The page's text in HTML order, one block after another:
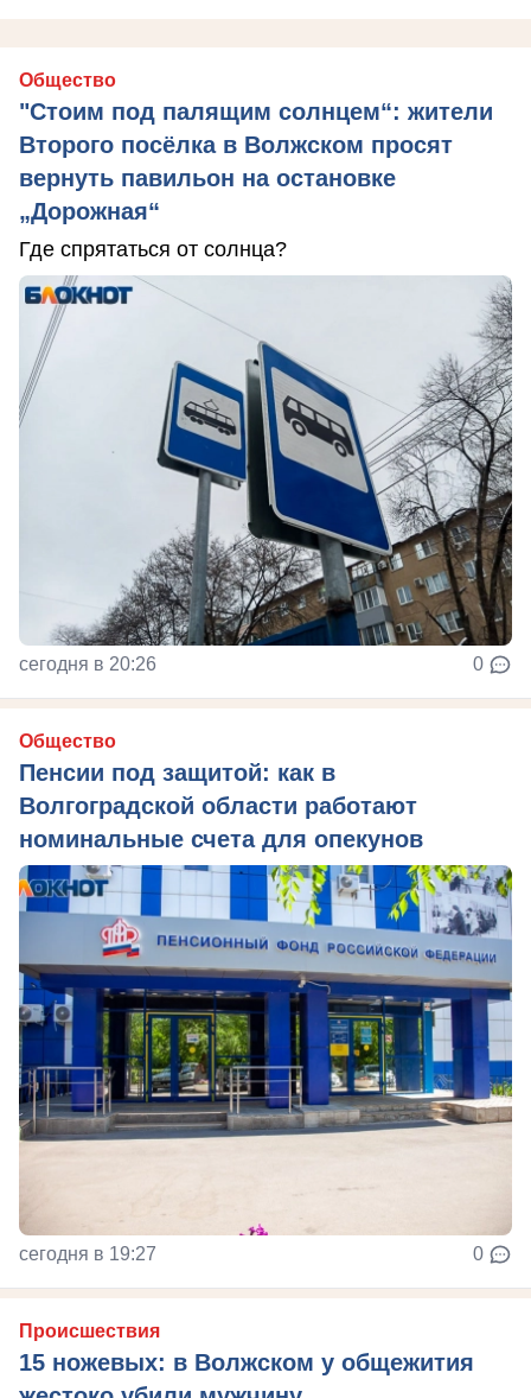
Общество
"Стоим под палящим солнцем“: жители
Второго посёлка в Волжском просят
вернуть павильон на остановке
„Дорожная“
Где спрятаться от солнца?
сегодня в 20:26 0
Общество
Пенсии под защитой: как в
Волгоградской области работают
номинальные счета для опекунов
сегодня в 19:27 0
Происшествия
15 ножевых: в Волжском у общежития